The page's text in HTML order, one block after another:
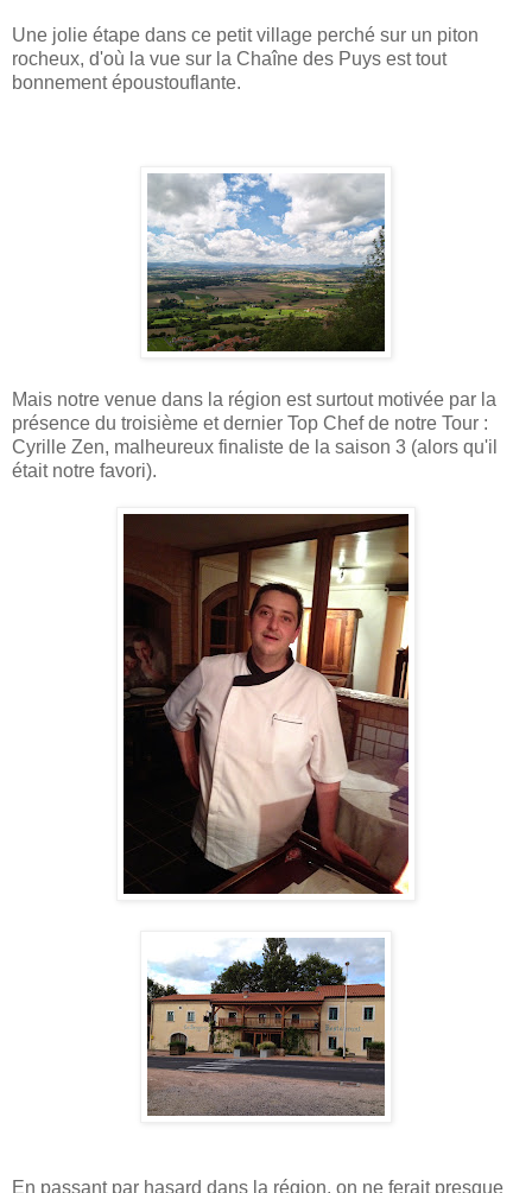
Une jolie étape dans ce petit village perché sur un piton
rocheux, d'où la vue sur la Chaîne des Puys est tout
bonnement époustouflante.
Mais notre venue dans la région est surtout motivée par la
présence du troisième et dernier Top Chef de notre Tour :
Cyrille Zen, malheureux finaliste de la saison 3 (alors qu'il
était notre favori).
En passant par hasard dans la région, on ne ferait presque